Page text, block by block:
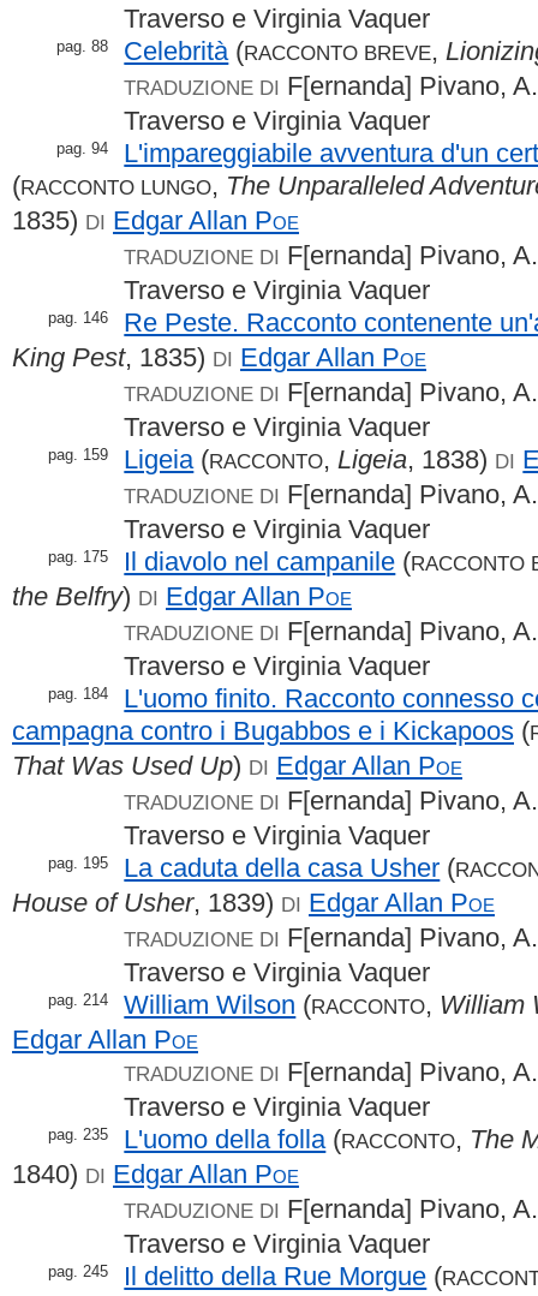
Traverso e Virginia Vaquer
pag. 88 Celebrità (RACCONTO BREVE,
TRADUZIONE DI F[ernanda] Pivano,
Traverso e Virginia Vaquer
pag. 94
L'impareggiabile avventura d'un
(RACCONTO LUNGO, The Unparalleled
1835) DI Edgar Allan Poe
TRADUZIONE DI F[ernanda] Pivano,
Traverso e Virginia Vaquer
pag. 146
Re Peste. Racconto contenente
King Pest, 1835) DI Edgar Allan Poe
TRADUZIONE DI F[ernanda] Pivano,
Traverso e Virginia Vaquer
pag. 159 Ligeia (RACCONTO, Ligeia, 1838) DI
TRADUZIONE DI F[ernanda] Pivano,
Traverso e Virginia Vaquer
pag. 175 Il diavolo nel campanile (RACCONTO
the Belfry) DI Edgar Allan Poe
TRADUZIONE DI F[ernanda] Pivano,
Traverso e Virginia Vaquer
pag. 184
L'uomo finito. Racconto connesso
campagna contro i Bugabbos e i Kickapoos (
That Was Used Up) DI Edgar Allan Poe
TRADUZIONE DI F[ernanda] Pivano,
Traverso e Virginia Vaquer
pag. 195 La caduta della casa Usher (
House of Usher, 1839) DI Edgar Allan Poe
TRADUZIONE DI F[ernanda] Pivano,
Traverso e Virginia Vaquer
pag. 214 William Wilson (RACCONTO, William
Edgar Allan Poe
TRADUZIONE DI F[ernanda] Pivano,
Traverso e Virginia Vaquer
pag. 235 L'uomo della folla (RACCONTO, The
1840) DI Edgar Allan Poe
TRADUZIONE DI F[ernanda] Pivano,
Traverso e Virginia Vaquer
pag. 245 Il delitto della Rue Morgue (